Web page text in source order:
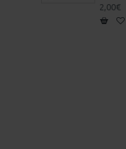
2,00€